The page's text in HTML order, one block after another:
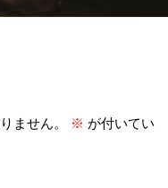
ません。 ※ が付いてい